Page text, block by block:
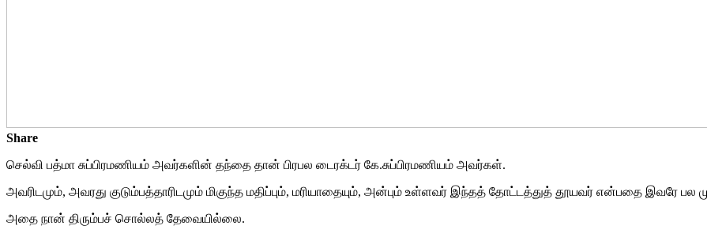
Share
செல்வி பத்மா சுப்பிரமணியம் அவர்களின் தந்தை தான் பிரபல டைரக்டர் கே.சுப்பிரமணியம் அவர்கள்.
அவரிடமும், அவரது குடும்பத்தாரிடமும் மிகுந்த மதிப்பும், மரியாதையும், அன்பும் உள்ளவர் இந்தத் தோட்டத்துத் தூயவர் என்பதை இவரே பல
அதை நான் திரும்பச் சொல்லத் தேவையில்லை.